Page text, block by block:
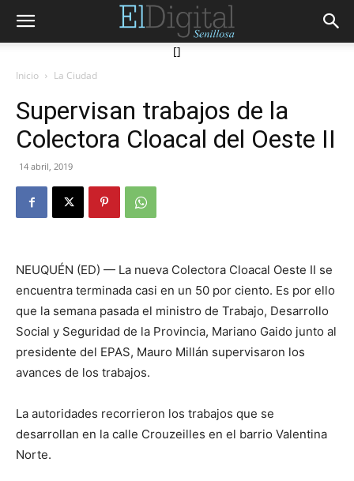
[]
Inicio La Ciudad
Supervisan trabajos de la
Colectora Cloacal del Oeste II
14 abril, 2019
NEUQUÉN (ED) — La nueva Colectora Cloacal Oeste II se
encuentra terminada casi en un 50 por ciento. Es por ello
que la semana pasada el ministro de Trabajo, Desarrollo
Social y Seguridad de la Provincia, Mariano Gaido junto al
presidente del EPAS, Mauro Millán supervisaron los
avances de los trabajos.
La autoridades recorrieron los trabajos que se
desarrollan en la calle Crouzeilles en el barrio Valentina
Norte.